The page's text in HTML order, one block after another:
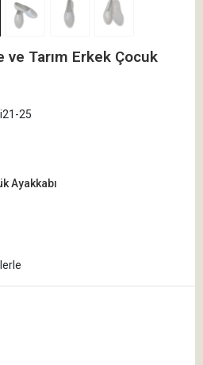
Tarım Erkek Çocuk
25
Ayakkabı